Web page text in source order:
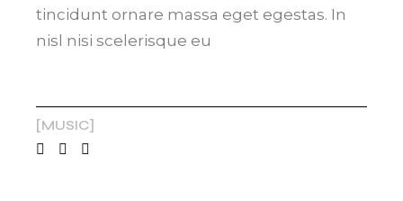
tincidunt ornare massa eget egestas. In
nisl nisi scelerisque eu
MUSIC